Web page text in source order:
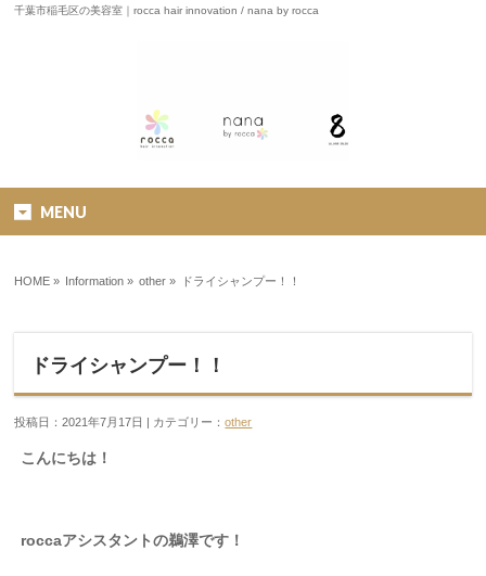
千葉市稲毛区の美容室｜rocca hair innovation / nana by rocca
MENU
HOME » Information » other » ドライシャンプー！！
ドライシャンプー！！
投稿日：2021年7月17日 | カテゴリー：other
こんにちは！
roccaアシスタントの鵜澤です！